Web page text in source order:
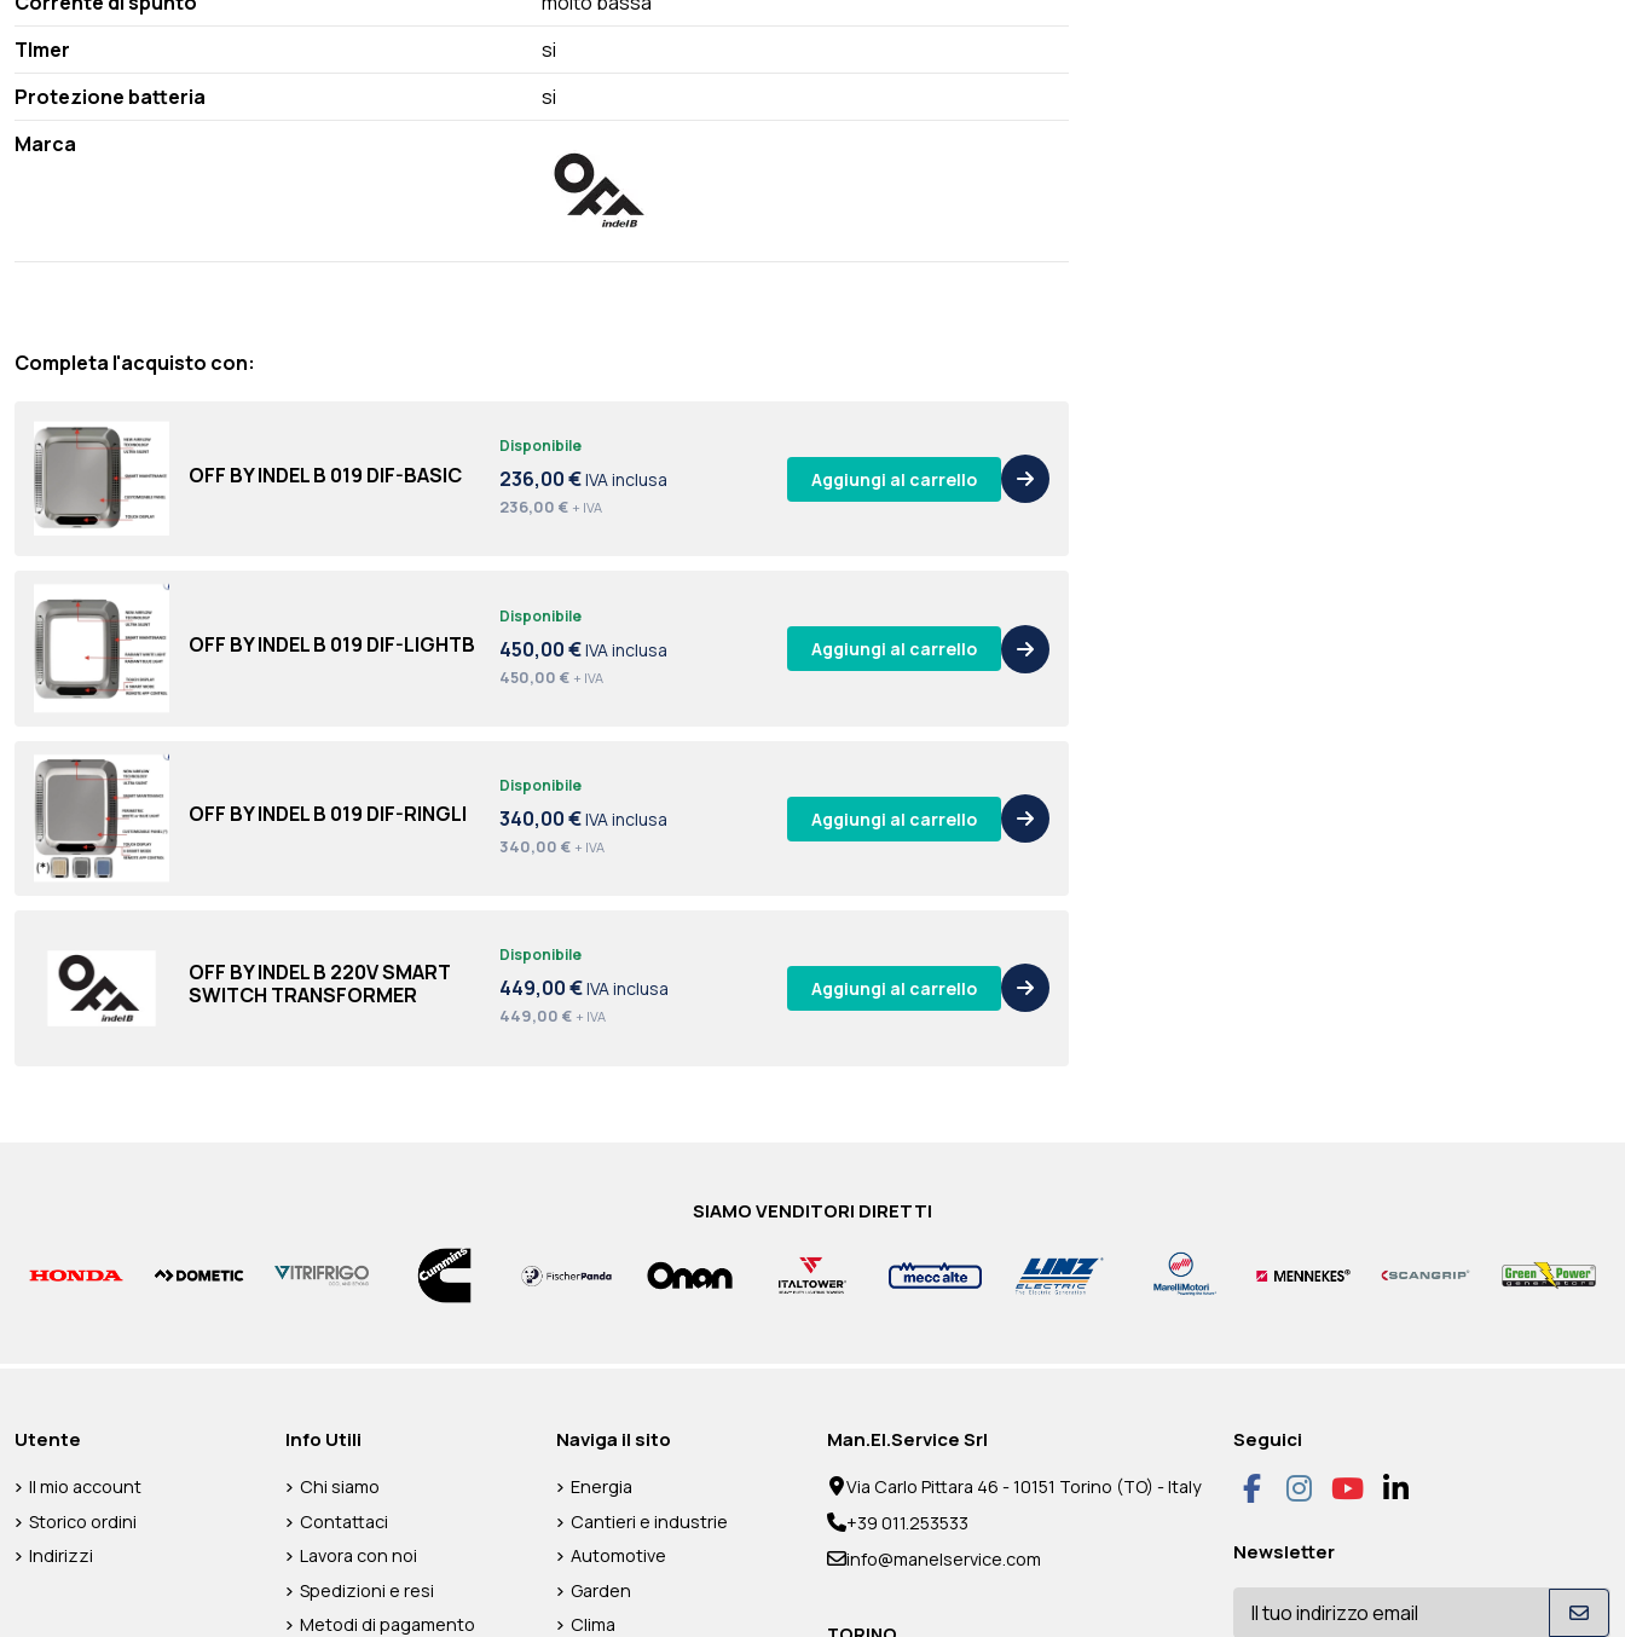
TImer
si
Protezione batteria
si
Marca
Completa l'acquisto con:
OFF BY INDEL B 019 DIF-BASIC
Disponibile
236,00 €IVA inclusa
236,00 € + IVA
Aggiungi al carrello
OFF BY INDEL B 019 DIF-LIGHTB
Disponibile
450,00 €IVA inclusa
450,00 € + IVA
Aggiungi al carrello
OFF BY INDEL B 019 DIF-RINGLI
Disponibile
340,00 €IVA inclusa
340,00 € + IVA
Aggiungi al carrello
OFF BY INDEL B 220V SMART
SWITCH TRANSFORMER
Disponibile
449,00 €IVA inclusa
449,00 € + IVA
Aggiungi al carrello
SIAMO VENDITORI DIRETTI
Utente
Il mio account
Storico ordini
Indirizzi
Info Utili
Chi siamo
Contattaci
Lavora con noi
Spedizioni e resi
Metodi di pagamento
Naviga il sito
Energia
Cantieri e industrie
Automotive
Garden
Clima
Man.El.Service Srl
Via Carlo Pittara 46 - 10151 Torino (TO) - Italy
+39 011.253533
info@manelservice.com
Seguici
Newsletter